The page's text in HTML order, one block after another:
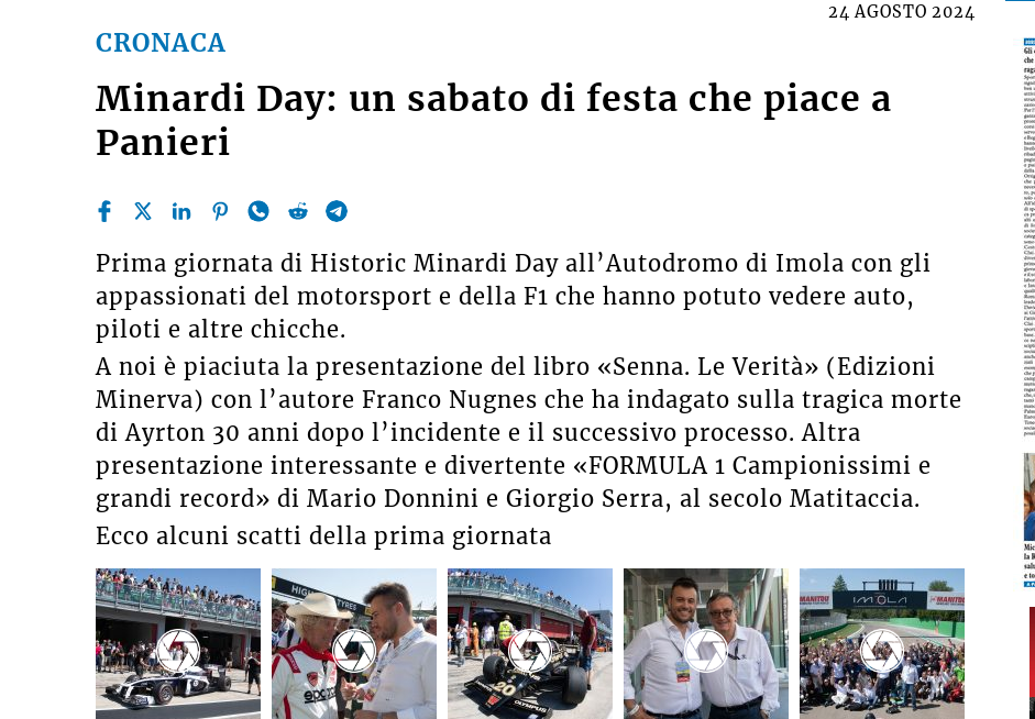
CRONACA
24 AGOSTO 2024
Minardi Day: un sabato di festa che piace a
Panieri
Prima giornata di Historic Minardi Day all’Autodromo di Imola con gli
appassionati del motorsport e della F1 che hanno potuto vedere auto,
piloti e altre chicche.
A noi è piaciuta la presentazione del libro «Senna. Le Verità» (Edizioni
Minerva) con l’autore Franco Nugnes che ha indagato sulla tragica morte
di Ayrton 30 anni dopo l’incidente e il successivo processo. Altra
presentazione interessante e divertente «FORMULA 1 Campionissimi e
grandi record» di Mario Donnini e Giorgio Serra, al secolo Matitaccia.
Ecco alcuni scatti della prima giornata